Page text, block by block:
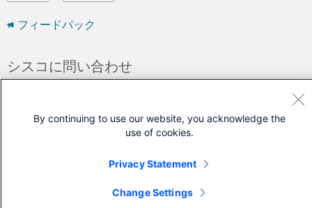
フィードバック
シスコに問い合わせ
シスコ サービス契約が必要です。)
By continuing to use our website, you acknowledge the
use of cookies.
Privacy Statement
Change Settings